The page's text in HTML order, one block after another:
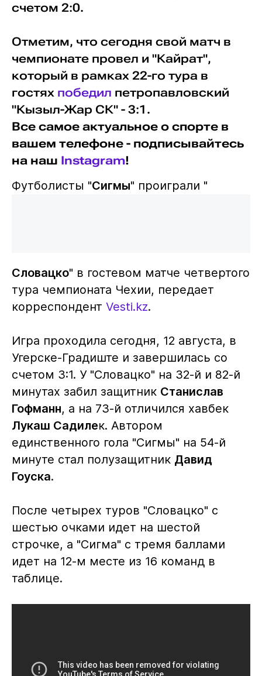
счетом 2:0.
Отметим, что сегодня свой матч в
чемпионате провел и "Кайрат",
который в рамках 22-го тура в
гостях победил петропавловский
"Кызыл-Жар СК" - 3:1.
Все самое актуальное о спорте в
вашем телефоне - подписывайтесь
на наш Instagram!
Футболисты "Сигмы" проиграли "
Словацко" в гостевом матче четвертого
тура чемпионата Чехии, передает
корреспондент Vesti.kz.
Игра проходила сегодня, 12 августа, в
Угерске-Градиште и завершилась со
счетом 3:1. У "Словацко" на 32-й и 82-й
минутах забил защитник Станислав
Гофманн, а на 73-й отличился хавбек
Лукаш Садилек. Автором
единственного гола "Сигмы" на 54-й
минуте стал полузащитник Давид
Гоуска.
После четырех туров "Словацко" с
шестью очками идет на шестой
строчке, а "Сигма" с тремя баллами
идет на 12-м месте из 16 команд в
таблице.